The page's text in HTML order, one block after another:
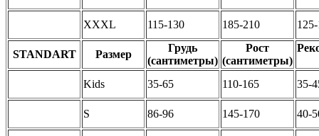
XXXL 115-130 185-210
STANDART Размер
Грудь
(сантиметры)
Рост
(сантиметры)
Kids 35-65 110-165 35-
S 86-96 145-170 40-